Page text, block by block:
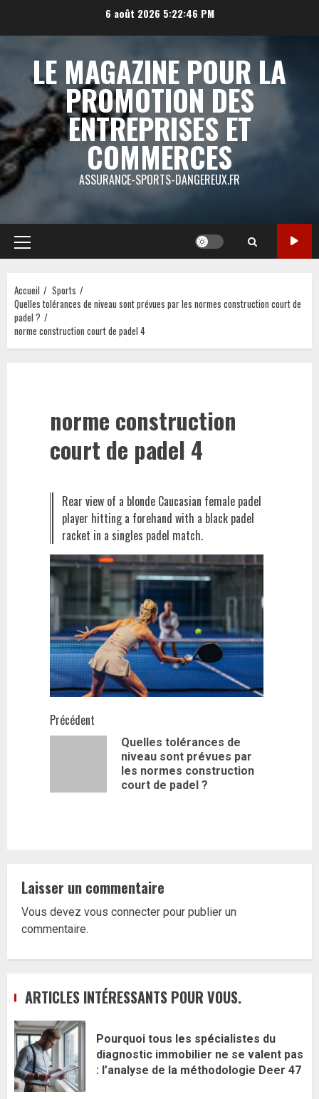
6 août 2026 5:22:46 PM
LE MAGAZINE POUR LA
PROMOTION DES
ENTREPRISES ET
COMMERCES
ASSURANCE-SPORTS-DANGEREUX.FR
Menu
principal
Accueil
Sports
Quelles tolérances de niveau sont prévues par les normes construction court de
padel ?
norme construction court de padel 4
norme construction
court de padel 4
Rear view of a blonde Caucasian female padel
player hitting a forehand with a black padel
racket in a singles padel match.
Navigation
Précédent
Quelles tolérances de
niveau sont prévues par
les normes construction
court de padel ?
Laisser un commentaire
Vous devez vous connecter pour publier un
commentaire.
ARTICLES INTÉRESSANTS POUR VOUS.
Pourquoi tous les spécialistes du
diagnostic immobilier ne se valent pas
: l’analyse de la méthodologie Deer 47